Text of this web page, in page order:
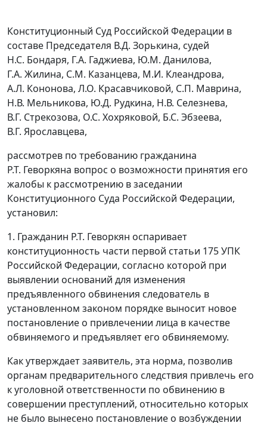
Конституционный Суд Российской Федерации в
составе Председателя В.Д. Зорькина, судей
Н.С. Бондаря, Г.А. Гаджиева, Ю.М. Данилова,
Г.А. Жилина, С.М. Казанцева, М.И. Клеандрова,
А.Л. Кононова, Л.О. Красавчиковой, С.П. Маврина,
Н.В. Мельникова, Ю.Д. Рудкина, Н.В. Селезнева,
В.Г. Стрекозова, О.С. Хохряковой, Б.С. Эбзеева,
В.Г. Ярославцева,
рассмотрев по требованию гражданина
Р.Т. Геворкяна вопрос о возможности принятия его
жалобы к рассмотрению в заседании
Конституционного Суда Российской Федерации,
установил:
1. Гражданин Р.Т. Геворкян оспаривает
конституционность части первой статьи 175УПК
Российской Федерации, согласно которой при
выявлении оснований для изменения
предъявленного обвинения следователь в
установленном законом порядке выносит новое
постановление о привлечении лица в качестве
обвиняемого и предъявляет его обвиняемому.
Как утверждает заявитель, эта норма, позволив
органам предварительного следствия привлечь его
к уголовной ответственности по обвинению в
совершении преступлений, относительно которых
не было вынесено постановление о возбуждении